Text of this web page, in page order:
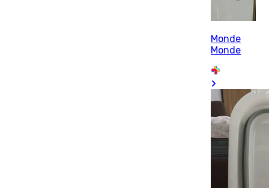
Monde
Monde